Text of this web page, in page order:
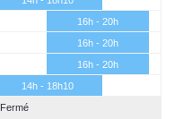
16h - 20h
16h - 20h
16h - 20h
14h - 18h10
Fermé